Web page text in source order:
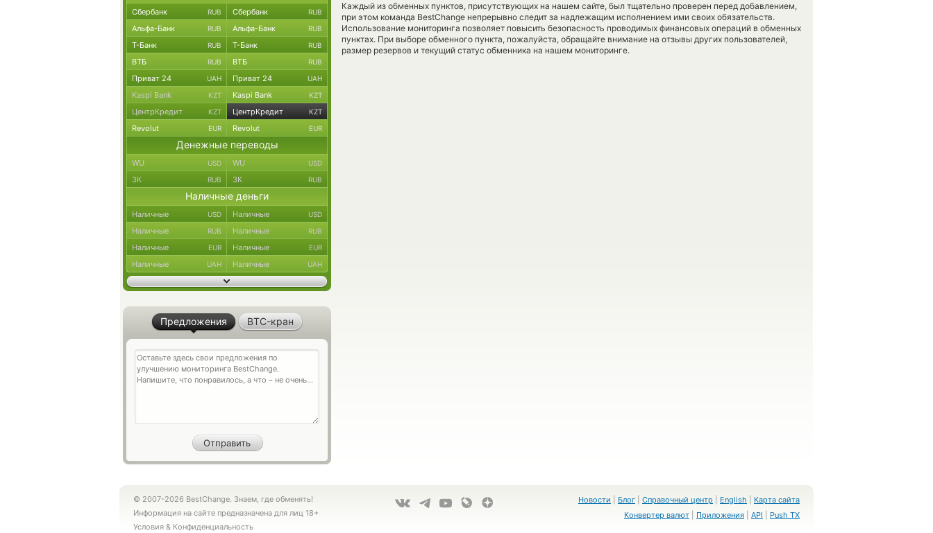
Каждый из обменных пунктов, присутствующих на нашем сайте, был тщательно проверен перед добавлением,
при этом команда BestChange непрерывно следит за надлежащим исполнением ими своих обязательств.
Использование мониторинга позволяет повысить безопасность проводимых финансовых операций в обменных
пунктах. При выборе обменного пункта, пожалуйста, обращайте внимание на отзывы других пользователей,
размер резервов и текущий статус обменника на нашем мониторинге.
Сбербанк RUB Сбербанк RUB
Альфа-Банк RUB Альфа-Банк RUB
Т-Банк RUB Т-Банк RUB
ВТБ RUB ВТБ RUB
Приват 24 UAH Приват 24 UAH
Kaspi Bank KZT Kaspi Bank KZT
ЦентрКредит KZT ЦентрКредит KZT
Revolut EUR Revolut EUR
Денежные переводы
WU USD WU USD
ЗК RUB ЗК RUB
Наличные деньги
Наличные USD Наличные USD
Наличные RUB Наличные RUB
Наличные EUR Наличные EUR
Наличные UAH Наличные UAH
Предложения BTC-кран
© 2007-2026 BestChange. Знаем, где обменять!
Информация на сайте предназначена для лиц 18+
Условия & Конфиденциальность
Новости Блог Справочный центр English
Карта сайта
Конвертер валют
Приложения API Push TX